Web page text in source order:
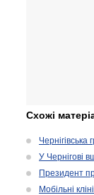
Схожі
У Чернігові
Президент
Мобільні